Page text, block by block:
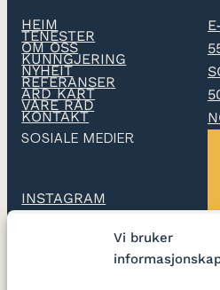
Vi bruker
HEIM
TENESTER
OM OSS
KUNNGJERING
NYHEIT
REFERANSER
ARD KART
VÅRE RÅD
KONTAKT
SOSIALE MEDIER
INSTAGRAM